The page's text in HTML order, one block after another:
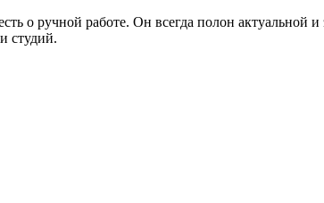
о ручной работе. Он всегда полон
студий.